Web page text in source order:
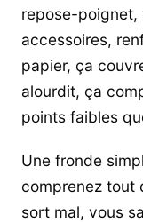
repose-poignet,
accessoires,
papier, ça
alourdit, ça
points faibles
Une fronde
comprenez tout
sort mal, vous